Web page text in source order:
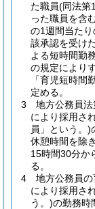
た職員(同法第
った職員を含
の1週間当たり
該承認を受け
よる短時間勤
の規定により
「育児短時間
定める。
3
地方公務員
により採用さ
員」という。)
休憩時間を除
15時間30分か
る。
4
地方公務員
により採用さ
う。)の勤務時